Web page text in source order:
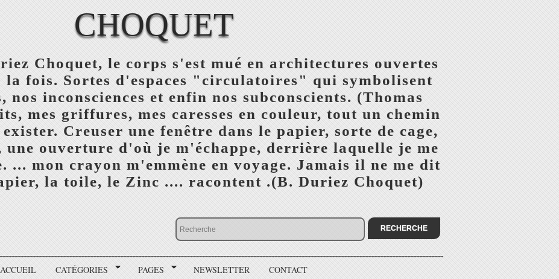
CHOQUET
Choquet, le corps s'est mué en architectures ouvertes
la fois. Sortes d'espaces "circulatoires" qui symbolisent
nos inconsciences et enfin nos subconscients. (Thomas
mes griffures, mes caresses en couleur, tout un chemin
Creuser une fenêtre dans le papier, sorte de cage,
une ouverture d'où je m'échappe, derrière laquelle je me
... mon crayon m'emmène en voyage. Jamais il ne me dit
la toile, le Zinc .... racontent .(B. Duriez Choquet)
ACCUEIL CATÉGORIES PAGES NEWSLETTER CONTACT